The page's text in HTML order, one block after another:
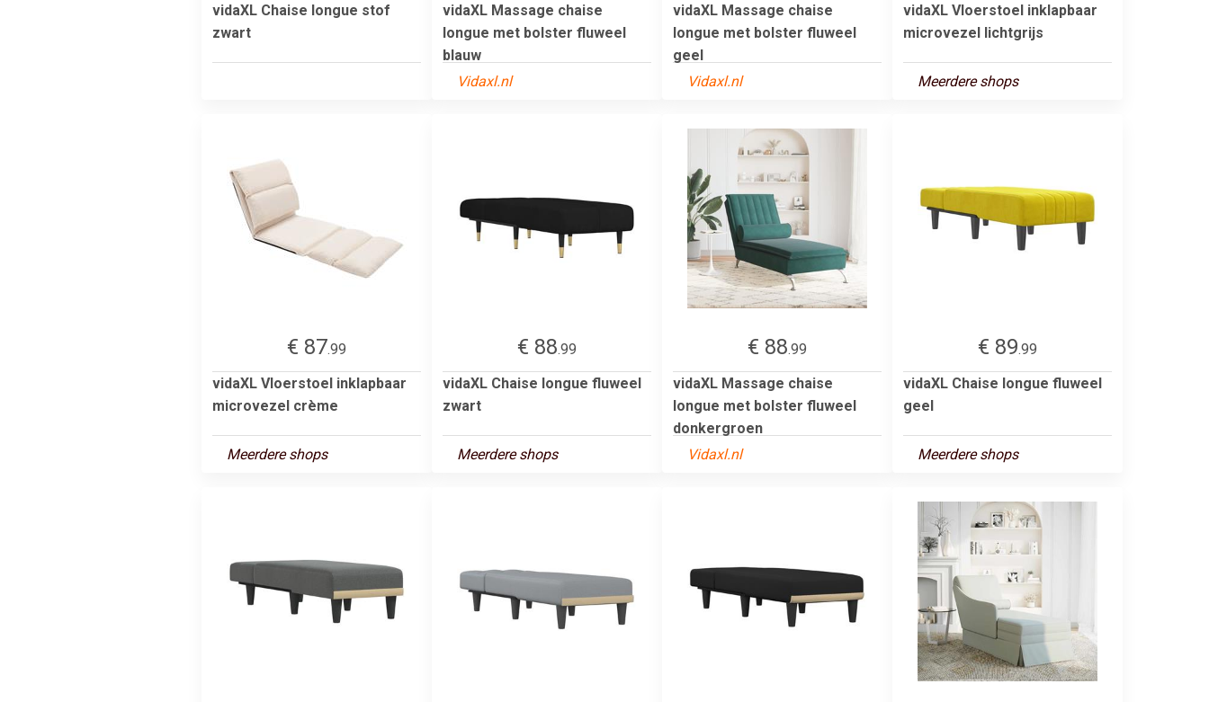
vidaXL Chaise longue stof
zwart
vidaXL Massage chaise
longue met bolster fluweel
blauw
Vidaxl.nl
vidaXL Massage chaise
longue met bolster fluweel
geel
Vidaxl.nl
vidaXL Vloerstoel inklapbaar
microvezel lichtgrijs
Meerdere shops
€ 87.99
vidaXL Vloerstoel inklapbaar
microvezel crème
Meerdere shops
€ 88.99
vidaXL Chaise longue fluweel
zwart
Meerdere shops
€ 88.99
vidaXL Massage chaise
longue met bolster fluweel
donkergroen
Vidaxl.nl
€ 89.99
vidaXL Chaise longue fluweel
geel
Meerdere shops